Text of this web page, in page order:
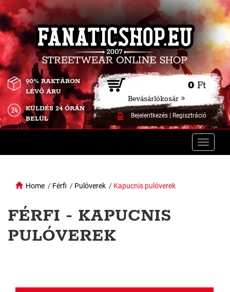
0 Ft
Bevásárlókosár »
Bejelentkezés| Regisztráció
90% RAKTÁRON
LÉVŐ ÁRU
KÜLDÉS 24 ÓRÁN
BELÜL
Toggle
Home / Férfi / Pulóverek / Kapucnis pulóverek
FÉRFI - KAPUCNIS
PULÓVEREK